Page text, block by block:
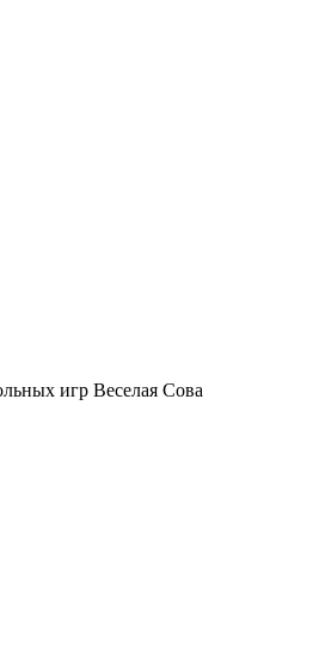
игр Веселая Сова